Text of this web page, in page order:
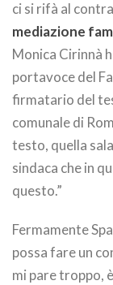
ci si rifà al
mediazione
Monica Cirinnà
portavoce del
firmatario del
comunale di
testo, quella
sindaca che in
questo.”
Fermamente
possa fare un
mi pare troppo,